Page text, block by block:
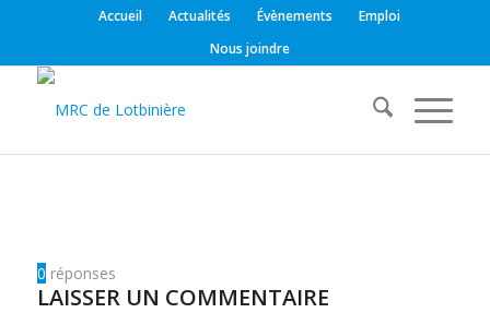
Accueil Actualités Évènements
Emploi
Nous joindre
0 réponses
LAISSER UN COMMENTAIRE